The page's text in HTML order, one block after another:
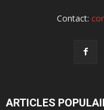
Contact:
ARTICLES